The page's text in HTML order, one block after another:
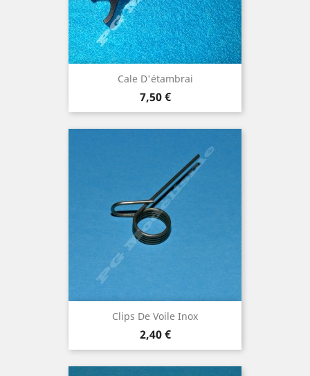
Cale D'étambrai
Prix
7,50 €
Clips De Voile Inox
Prix
2,40 €